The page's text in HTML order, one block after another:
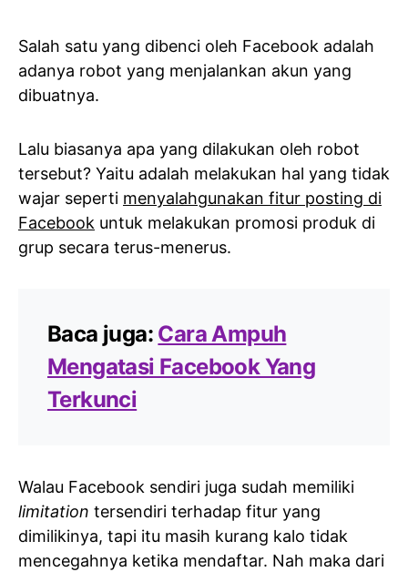
Salah satu yang dibenci oleh Facebook adalah
adanya robot yang menjalankan akun yang
dibuatnya.
Lalu biasanya apa yang dilakukan oleh robot
tersebut? Yaitu adalah melakukan hal yang tidak
wajar seperti menyalahgunakan fitur posting di
Facebook untuk melakukan promosi produk di
grup secara terus-menerus.
Baca juga: Cara Ampuh
Mengatasi Facebook Yang
Terkunci
Walau Facebook sendiri juga sudah memiliki
limitation tersendiri terhadap fitur yang
dimilikinya, tapi itu masih kurang kalo tidak
mencegahnya ketika mendaftar. Nah maka dari